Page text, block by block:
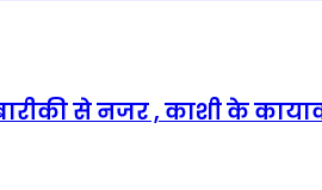
से नजर , काशी के